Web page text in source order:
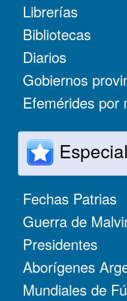
Librerías
Bibliotecas
Diarios
Gobiernos
Efemérides por
Fechas Patrias
Guerra de
Presidentes
Aborígenes
Mundiales de